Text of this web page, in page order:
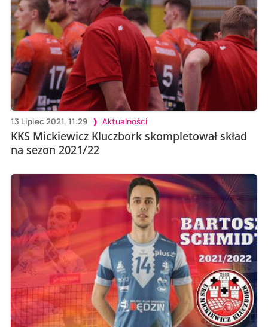
13 Lipiec 2021, 11:29 Aktualności
KKS Mickiewicz Kluczbork skompletował skład
na sezon 2021/22